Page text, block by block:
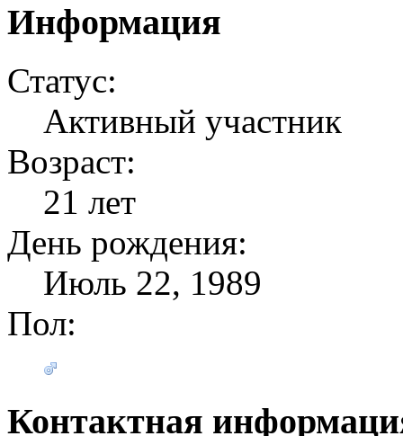
Информация
Статус:
Активный участник
Возраст:
21 лет
День рождения:
Июль 22, 1989
Пол:
Контактная